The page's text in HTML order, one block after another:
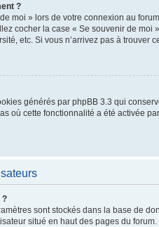
?
moi » lors de votre connexion au
cocher la case « Se souvenir de
etc. Si vous n’arrivez pas à trouver
générés par phpBB 3.3 qui
où cette fonctionnalité a été activée
?
sont stockés dans la base de
situé en haut des pages du